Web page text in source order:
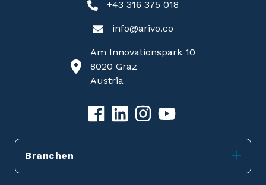
+43 316 375 018
info@arivo.co
Am Innovationspark 10
8020 Graz
Austria
Branchen